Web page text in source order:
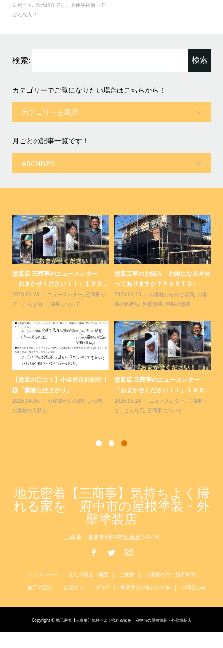
レポート, 自己紹介です。上神谷裕治って
どんな人？
検索:
カテゴリーでご覧になりたい場合はこちらから！
月ごとの記事一覧です！
塗装店 三商事のニュースレター
「おまかせください！！」１９６...
2026.04.28 ニュースレター, 三商事っ
て、こんな店, 三商事について
塗装工事のお悩み「お得になる方法
ってありますか？ＰＡＲＴ２」
2026.04.15 お客様からのご質問, お客
様の気持ち, 外壁塗装, 屋根の塗装
【塗装の口コミ】小金井市前原町Ｉ
様「素敵な仕上がり」
2026.04.06 お客様からの嬉しいお声,
お客様の気持ち
塗装店 三商事のニュースレター
「おまかせください！！」１９５...
2026.03.28 ニュースレター, 三商事っ
て、こんな店, 三商事について
地元密着【三商事】気持ちよく帰
れる家を 府中市の屋根塗装・外
壁塗装店
三商事 東京都府中市紅葉丘1-1-15
トップページ 会社の理念・概要 ご挨拶
お客様の声・施工事例
施工の流れ
お見積り ブログ 外壁塗装が丸わかり本 お問合わせ
Copyright © 地元密着【三商事】気持ちよく帰れる家を 府中市の屋根塗装・外壁塗装店